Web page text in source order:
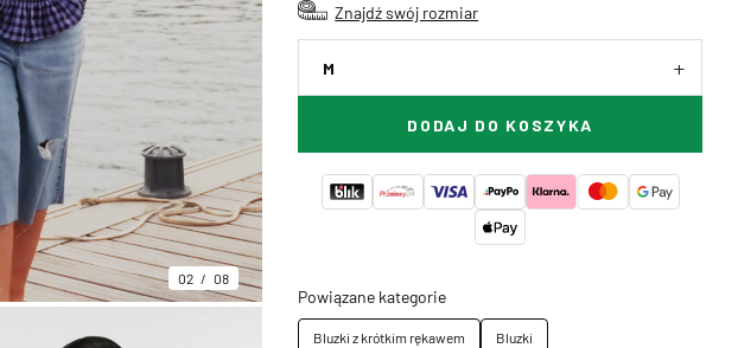
02 08
Znajdź swój rozmiar
M
DODAJ DO KOSZYKA
Powiązane kategorie
Bluzki z krótkim rękawem Bluzki